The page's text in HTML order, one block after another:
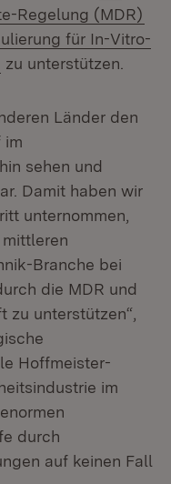
Regelung (MDR)
für In-Vitro-
(Öffnet in neuem
zu unterstützen.
Länder den
im
sehen und
Damit haben wir
unternommen,
Branche bei
die MDR und
zu unterstützen“,
Hoffmeister-
im
durch
auf keinen Fall